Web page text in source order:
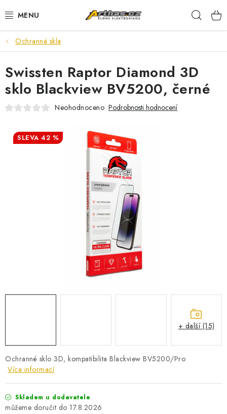
na
TELEFONY, TABLETY
POČÍTAČE, NOTEBOOKY
PRO HRÁČE
PŘEDVÁDĚCÍ ELEKTRONIKA
Ochranná skla
Ochranné sklo 3D, kompatibilita Blackview BV5200/Pro
Více informací
Skladem u dodavatele
17.8.2026
Swissten Raptor Diamond 3D
sklo Blackview BV5200, černé
Neohodnoceno Podrobnosti hodnocení
42 %
+ další (15)